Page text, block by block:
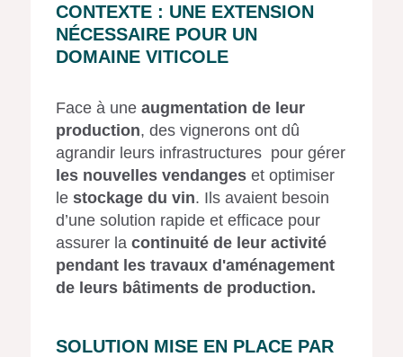
CONTEXTE : UNE EXTENSION
NÉCESSAIRE POUR UN
DOMAINE VITICOLE
Face à uneaugmentation de leur
production, des vignerons ont dû
agrandir leurs infrastructures pour gérer
les nouvelles vendanges et optimiser
lestockage du vin. Ils avaient besoin
d’une solution rapide et efficace pour
assurer lacontinuité de leur activité
pendant les travaux d'aménagement
de leurs bâtiments de production.
SOLUTION MISE EN PLACE PAR